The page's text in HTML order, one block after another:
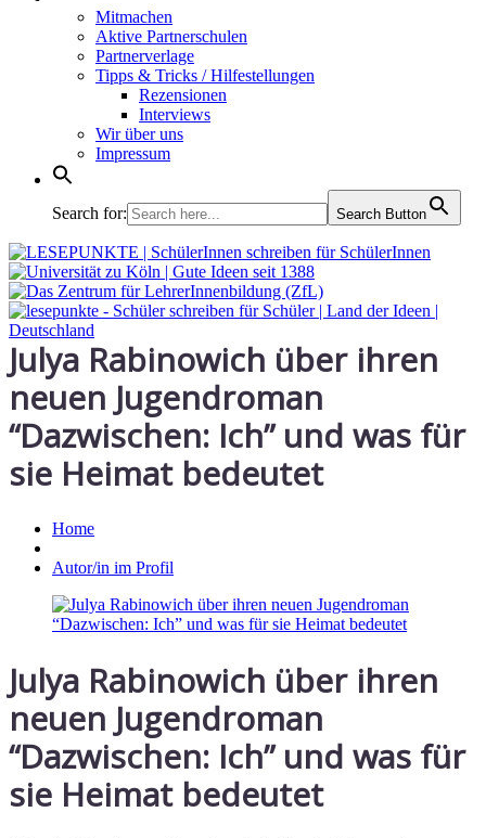
Mitmachen
Aktive Partnerschulen
Partnerverlage
Tipps & Tricks / Hilfestellungen
Rezensionen
Interviews
Wir über uns
Impressum
Search for: Search Button
Julya Rabinowich über ihren
neuen Jugendroman
“Dazwischen: Ich” und was für
sie Heimat bedeutet
Home
Autor/in im Profil
Julya Rabinowich über ihren
neuen Jugendroman
“Dazwischen: Ich” und was für
sie Heimat bedeutet